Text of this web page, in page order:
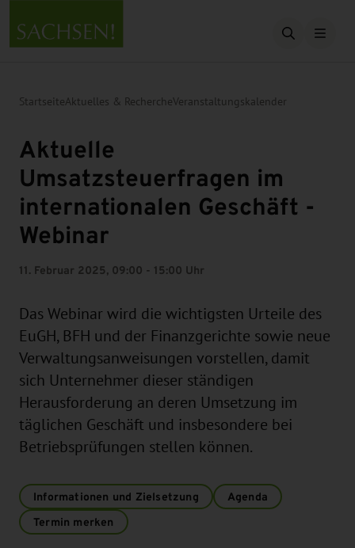
Suche
StartseiteAktuelles & RechercheVeranstaltungskalender
Aktuelle
Umsatzsteuerfragen im
internationalen Geschäft -
Webinar
11. Februar 2025, 09:00 - 15:00 Uhr
Das Webinar wird die wichtigsten Urteile des
EuGH, BFH und der Finanzgerichte sowie neue
Verwaltungsanweisungen vorstellen, damit
sich Unternehmer dieser ständigen
Herausforderung an deren Umsetzung im
täglichen Geschäft und insbesondere bei
Betriebsprüfungen stellen können.
Informationen und Zielsetzung
Agenda
Termin merken